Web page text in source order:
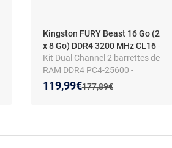
Kingston FURY Beast 16 Go (2
x 8 Go) DDR4 3200 MHz CL16-
Kit Dual Channel 2 barrettes de
RAM DDR4 PC4-25600 -
KF432C16BBK2/16
Ancien prix :
177,89€
Nouveau prix :
119,99€
Réduction de :